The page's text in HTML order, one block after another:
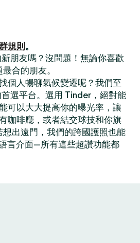
規則 。
朋友嗎？沒問題！無論你喜歡
合的朋友。
個人暢聊氣候變遷呢？我們至
選平台。選用 Tinder，絕對能
可以大大提高你的曝光率，讓
咖啡廳，或者結交球技和你旗
出遠門，我們的跨國護照也能
言介面—所有這些超讚功能都